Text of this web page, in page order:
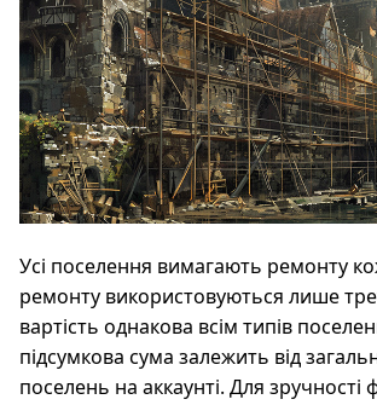
Усі поселення вимагають ремонту
ремонту використовуються лише
вартість однакова всім типів
підсумкова сума залежить від
поселень на аккаунті. Для зручності